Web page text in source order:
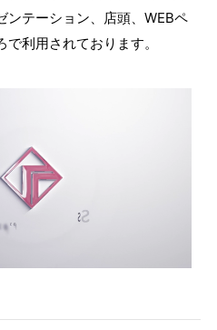
ンテーション、店頭、WEBペ
利用されております。